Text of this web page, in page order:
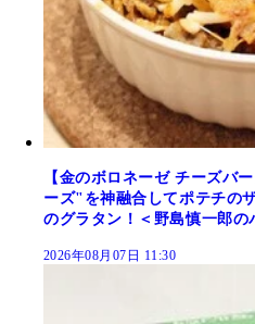
【金のボロネーゼ チーズバ
ーズ"を神融合してポテチの
のグラタン！＜野島慎一郎の
2026年08月07日 11:30